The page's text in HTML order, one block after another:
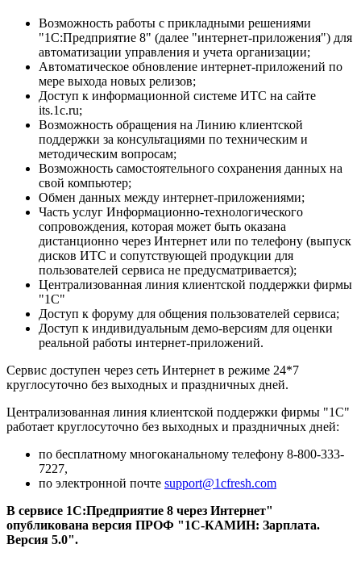
Возможность работы с прикладными решениями
"1С:Предприятие 8" (далее "интернет-приложения") для
автоматизации управления и учета организации;
Автоматическое обновление интернет-приложений по
мере выхода новых релизов;
Доступ к информационной системе ИТС на сайте
its.1c.ru;
Возможность обращения на Линию клиентской
поддержки за консультациями по техническим и
методическим вопросам;
Возможность самостоятельного сохранения данных на
свой компьютер;
Обмен данных между интернет-приложениями;
Часть услуг Информационно-технологического
сопровождения, которая может быть оказана
дистанционно через Интернет или по телефону (выпуск
дисков ИТС и сопутствующей продукции для
пользователей сервиса не предусматривается);
Централизованная линия клиентской поддержки фирмы
"1С"
Доступ к форуму для общения пользователей сервиса;
Доступ к индивидуальным демо-версиям для оценки
реальной работы интернет-приложений.
Сервис доступен через сеть Интернет в режиме 24*7
круглосуточно без выходных и праздничных дней.
Централизованная линия клиентской поддержки фирмы "1С"
работает круглосуточно без выходных и праздничных дней:
по бесплатному многоканальному телефону 8-800-333-
7227,
по электронной почте support@1cfresh.com
В сервисе 1С:Предприятие 8 через Интернет"
опубликована версия ПРОФ "1C-КАМИН: Зарплата.
Версия 5.0".